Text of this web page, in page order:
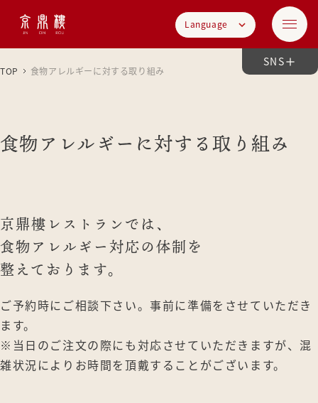
Language
SNS
TOP 食物アレルギーに対する取り組み
食物アレルギーに対する取り組み
京鼎樓レストランでは、
食物アレルギー対応の体制を
整えております。
ご予約時にご相談下さい。事前に準備をさせていただき
ます。
※当日のご注文の際にも対応させていただきますが、混
雑状況によりお時間を頂戴することがございます。